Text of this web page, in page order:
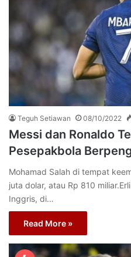
Teguh Setiawan 08/10/2022
Messi dan Ronaldo
Pesepakbola
Mohamad Salah di tempat
juta dolar, atau Rp 810
Inggris, di…
Read More »